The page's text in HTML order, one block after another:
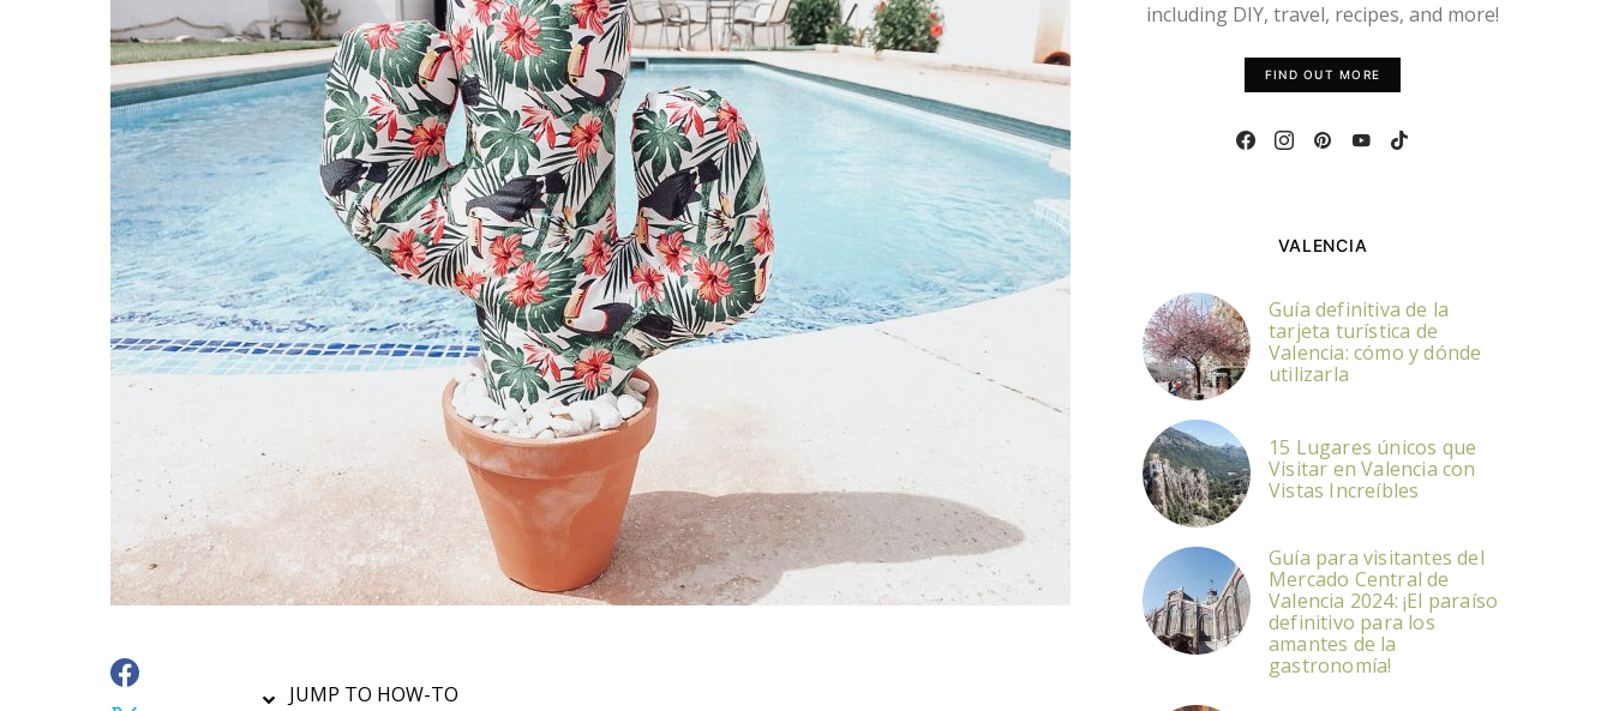
JUMP TO HOW-TO
including DIY, travel, recipes, and more!
FIND OUT MORE
VALENCIA
Guía definitiva de la
tarjeta turística de
Valencia: cómo y dónde
utilizarla
15 Lugares únicos que
Visitar en Valencia con
Vistas Increíbles
Guía para visitantes del
Mercado Central de
Valencia 2024: ¡El paraíso
definitivo para los
amantes de la
gastronomía!